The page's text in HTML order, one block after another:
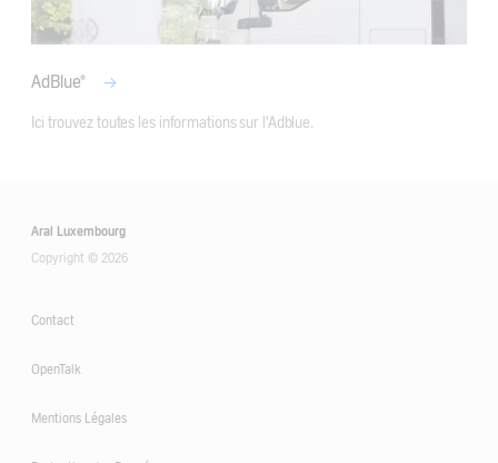
AdBlue®
Aral Luxembourg
Copyright © 2026
Contact
OpenTalk
Mentions Légales